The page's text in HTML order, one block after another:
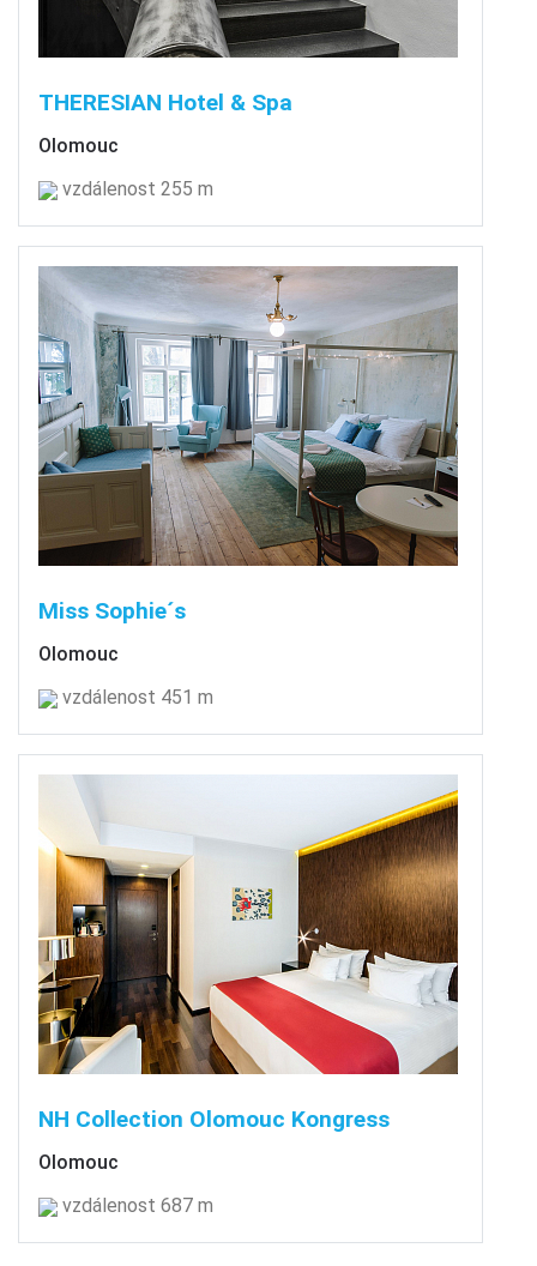
THERESIAN Hotel & Spa
Olomouc
vzdálenost 255 m
Miss Sophie´s
Olomouc
vzdálenost 451 m
NH Collection Olomouc Kongress
Olomouc
vzdálenost 687 m